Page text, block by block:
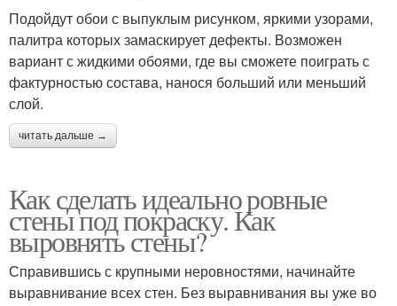
Подойдут обои с выпуклым рисунком, яркими узорами,
палитра которых замаскирует дефекты. Возможен
вариант с жидкими обоями, где вы сможете поиграть с
фактурностью состава, нанося больший или меньший
слой.
читать дальше →
Как сделать идеально ровные
стены под покраску. Как
выровнять стены?
Справившись с крупными неровностями, начинайте
выравнивание всех стен. Без выравнивания вы уже во